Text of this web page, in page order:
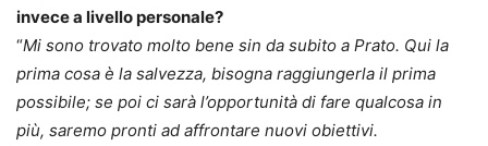
invece a livello personale?
“Mi sono trovato molto bene sin da subito a Prato. Qui la
prima cosa è la salvezza, bisogna raggiungerla il prima
possibile; se poi ci sarà l’opportunità di fare qualcosa in
più, saremo pronti ad affrontare nuovi obiettivi.